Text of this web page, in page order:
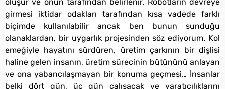
oluşur ve onun tarafından belirlenir. Robotların devreye
girmesi iktidar odakları tarafından kısa vadede farklı
biçimde kullanılabilir ancak ben bunun sunduğu
olanaklardan, bir uygarlık projesinden söz ediyorum. Kol
emeğiyle hayatını sürdüren, üretim çarkının bir dişlisi
haline gelen insanın, üretim sürecinin bütününü anlayan
ve ona yabancılaşmayan bir konuma geçmesi… İnsanlar
belki dört gün, üç gün çalışacak ve yaratıcılıklarını